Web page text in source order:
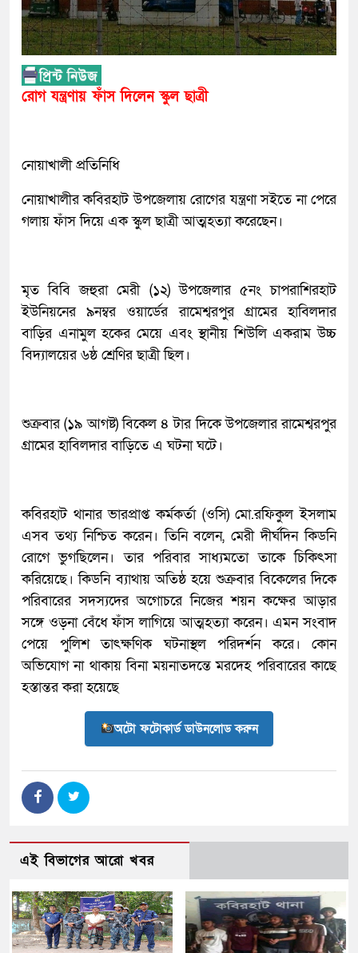
রোগ যন্ত্রণায় ফাঁস দিলেন স্কুল ছাত্রী
নোয়াখালী প্রতিনিধি
নোয়াখালীর কবিরহাট উপজেলায় রোগের যন্ত্রণা সইতে না পেরে
গলায় ফাঁস দিয়ে এক স্কুল ছাত্রী আত্মহত্যা করেছেন।
মৃত বিবি জহুরা মেরী (১২) উপজেলার ৫নং চাপরাশিরহাট
ইউনিয়নের ৯নম্বর ওয়ার্ডের রামেশ্বরপুর গ্রামের হাবিলদার
বাড়ির এনামুল হকের মেয়ে এবং স্থানীয় শিউলি একরাম উচ্চ
বিদ্যালয়ের ৬ষ্ঠ শ্রেণির ছাত্রী ছিল।
শুক্রবার (১৯ আগষ্ট) বিকেল ৪ টার দিকে উপজেলার রামেশ্বরপুর
গ্রামের হাবিলদার বাড়িতে এ ঘটনা ঘটে।
কবিরহাট থানার ভারপ্রাপ্ত কর্মকর্তা (ওসি) মো.রফিকুল ইসলাম
এসব তথ্য নিশ্চিত করেন। তিনি বলেন, মেরী দীর্ঘদিন কিডনি
রোগে ভুগছিলেন। তার পরিবার সাধ্যমতো তাকে চিকিৎসা
করিয়েছে। কিডনি ব্যাথায় অতিষ্ঠ হয়ে শুক্রবার বিকেলের দিকে
পরিবারের সদস্যদের অগোচরে নিজের শয়ন কক্ষের আড়ার
সঙ্গে ওড়না বেঁধে ফাঁস লাগিয়ে আত্মহত্যা করেন। এমন সংবাদ
পেয়ে পুলিশ তাৎক্ষণিক ঘটনাস্থল পরিদর্শন করে। কোন
অভিযোগ না থাকায় বিনা ময়নাতদন্তে মরদেহ পরিবারের কাছে
হস্তান্তর করা হয়েছে
অটো ফটোকার্ড ডাউনলোড করুন
এই বিভাগের আরো খবর